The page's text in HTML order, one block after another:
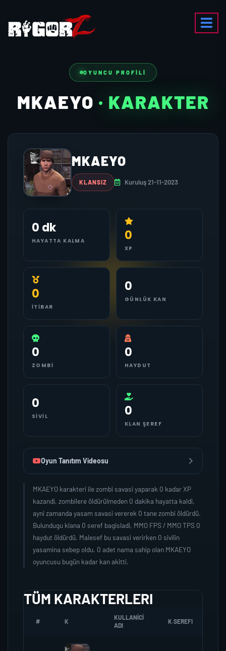
OYUNCU PROFILI
MKAEYO · KARAKTER
MKAEYO
KLANSIZ Kuruluş 21-11-2023
0 dk
HAYATTA KALMA 0
XP
0
İTIBAR
0
GÜNLÜK KAN
0
ZOMBI
0
HAYDUT
0
SIVIL 0
KLAN ŞEREF
Oyun Tanıtım Videosu
MKAEYO karakteri ile zombi savasi yaparak 0 kadar XP
kazandi, zombilere öldürülmeden 0 dakika hayatta kaldi,
ayni zamanda yasam savasi vererek 0 tane zombi öldürdü.
Bulundugu klana 0 seref bagisladi, MMO FPS / MMO TPS 0
haydut öldürdü. Malesef bu savasi verirken 0 sivilin
yasamina sebep oldu. 0 adet nama sahip olan MKAEYO
oyuncusu bugün kadar kan akitti.
TÜM KARAKTERLERI
# K
KULLANICI
ADI
K.SEREFI